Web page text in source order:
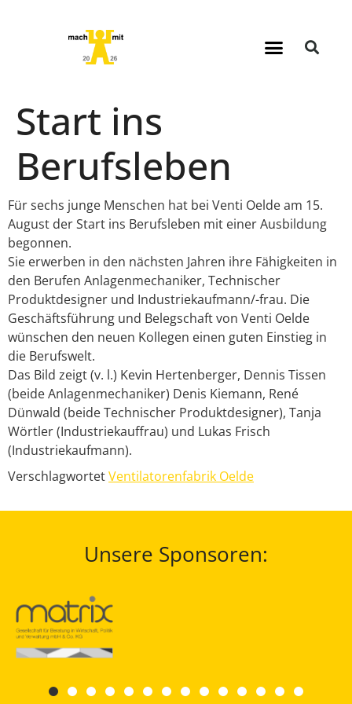
Start ins
Berufsleben
Für sechs junge Menschen hat bei Venti Oelde am 15.
August der Start ins Berufsleben mit einer Ausbildung
begonnen.
Sie erwerben in den nächsten Jahren ihre Fähigkeiten in
den Berufen Anlagenmechaniker, Technischer
Produktdesigner und Industriekaufmann/-frau. Die
Geschäftsführung und Belegschaft von Venti Oelde
wünschen den neuen Kollegen einen guten Einstieg in
die Berufswelt.
Das Bild zeigt (v. l.) Kevin Hertenberger, Dennis Tissen
(beide Anlagenmechaniker) Denis Kiemann, René
Dünwald (beide Technischer Produktdesigner), Tanja
Wörtler (Industriekauffrau) und Lukas Frisch
(Industriekaufmann).
VerschlagwortetVentilatorenfabrik Oelde
Unsere Sponsoren: